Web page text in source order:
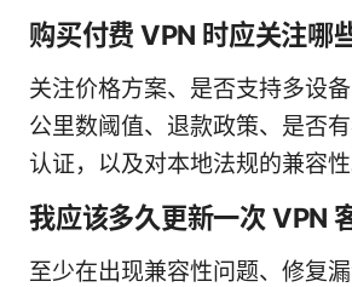
购买付费 VPN 时应关注哪
关注价格方案、是否支持多设备
公里数阈值、退款政策、是否
认证，以及对本地法规的兼容性
我应该多久更新一次 VPN
至少在出现兼容性问题、修复